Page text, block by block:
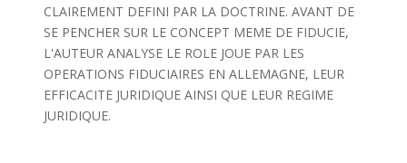
CLAIREMENT DEFINI PAR LA DOCTRINE. AVANT DE
SE PENCHER SUR LE CONCEPT MEME DE FIDUCIE,
L'AUTEUR ANALYSE LE ROLE JOUE PAR LES
OPERATIONS FIDUCIAIRES EN ALLEMAGNE, LEUR
EFFICACITE JURIDIQUE AINSI QUE LEUR REGIME
JURIDIQUE.